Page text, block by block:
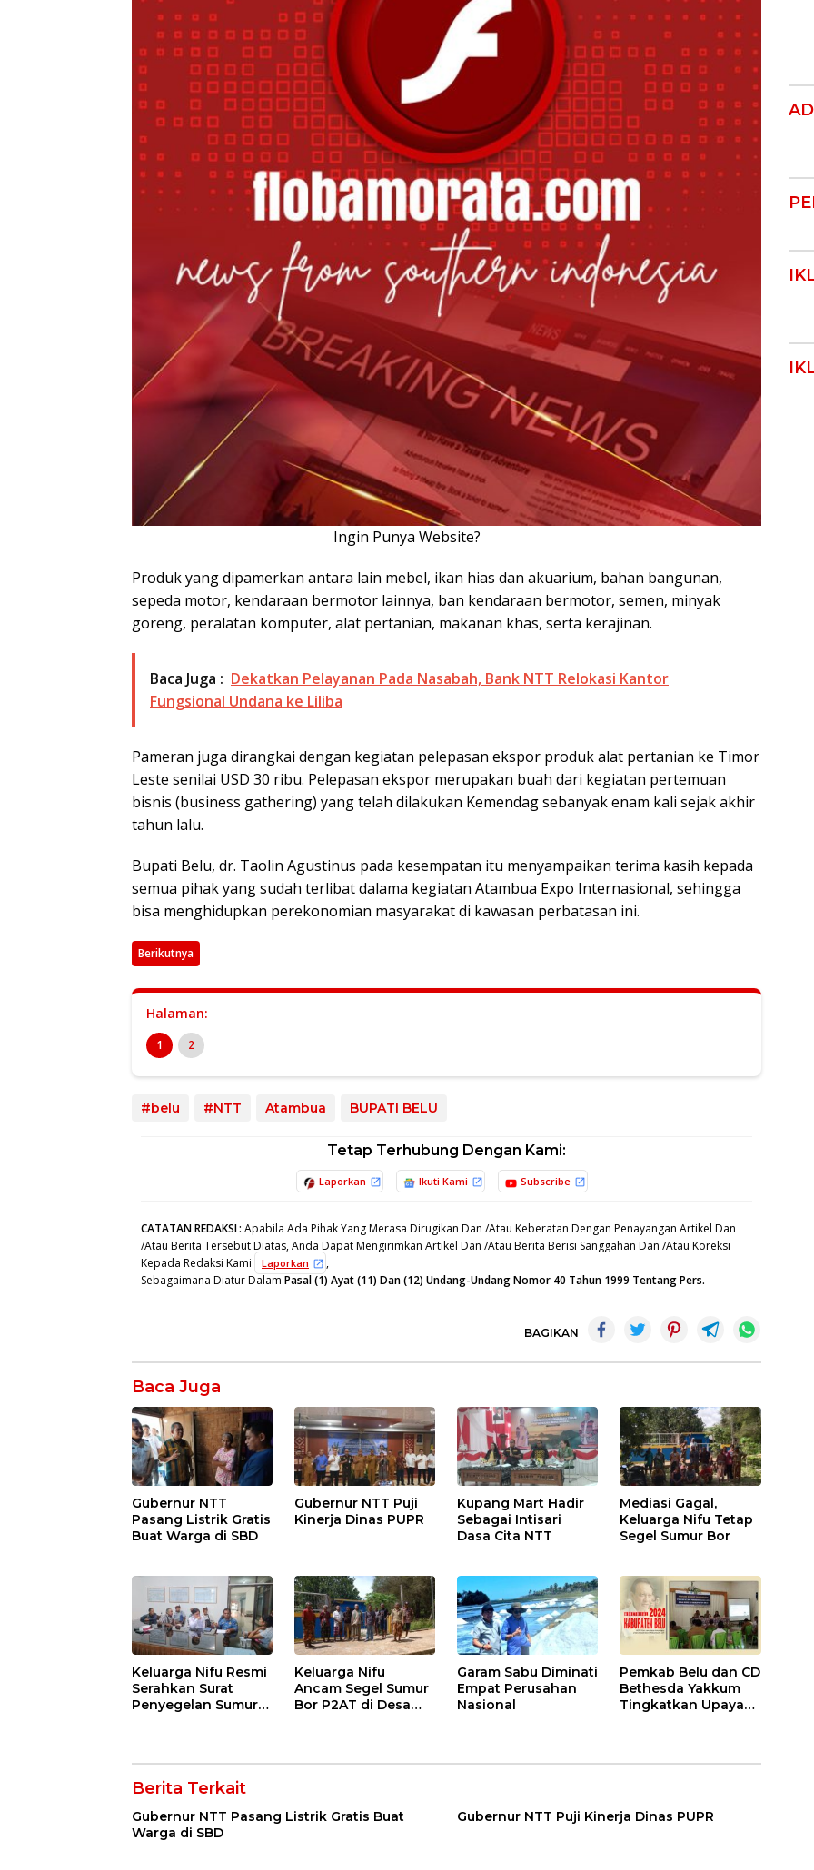
Ingin Punya Website?
Produk yang dipamerkan antara lain mebel, ikan hias dan akuarium, bahan bangunan,
sepeda motor, kendaraan bermotor lainnya, ban kendaraan bermotor, semen, minyak
goreng, peralatan komputer, alat pertanian, makanan khas, serta kerajinan.
Baca Juga : Dekatkan Pelayanan Pada Nasabah, Bank NTT Relokasi Kantor
Fungsional Undana ke Liliba
Pameran juga dirangkai dengan kegiatan pelepasan ekspor produk alat pertanian ke Timor
Leste senilai USD 30 ribu. Pelepasan ekspor merupakan buah dari kegiatan pertemuan
bisnis (business gathering) yang telah dilakukan Kemendag sebanyak enam kali sejak akhir
tahun lalu.
Bupati Belu, dr. Taolin Agustinus pada kesempatan itu menyampaikan terima kasih kepada
semua pihak yang sudah terlibat dalama kegiatan Atambua Expo Internasional, sehingga
bisa menghidupkan perekonomian masyarakat di kawasan perbatasan ini.
Berikutnya
Halaman:
1 2
#belu #NTT Atambua BUPATI BELU
Tetap Terhubung Dengan Kami:
Laporkan Ikuti Kami Subscribe
CATATAN REDAKSI: Apabila Ada Pihak Yang Merasa Dirugikan Dan /Atau Keberatan Dengan Penayangan Artikel Dan
/Atau Berita Tersebut Diatas, Anda Dapat Mengirimkan Artikel Dan /Atau Berita Berisi Sanggahan Dan /Atau Koreksi
Kepada Redaksi Kami
Laporkan
,
Sebagaimana Diatur Dalam Pasal (1) Ayat (11) Dan (12) Undang-Undang Nomor 40 Tahun 1999 Tentang Pers.
BAGIKAN
Baca Juga
Gubernur NTT
Pasang Listrik Gratis
Buat Warga di SBD
Gubernur NTT Puji
Kinerja Dinas PUPR
Kupang Mart Hadir
Sebagai Intisari
Dasa Cita NTT
Mediasi Gagal,
Keluarga Nifu Tetap
Segel Sumur Bor
Keluarga Nifu Resmi
Serahkan Surat
Penyegelan Sumur
Keluarga Nifu
Ancam Segel Sumur
Bor P2AT di Desa
Garam Sabu Diminati
Empat Perusahan
Nasional
Pemkab Belu dan CD
Bethesda Yakkum
Tingkatkan Upaya
Berita Terkait
Gubernur NTT Pasang Listrik Gratis Buat
Warga di SBD
Gubernur NTT Puji Kinerja Dinas PUPR